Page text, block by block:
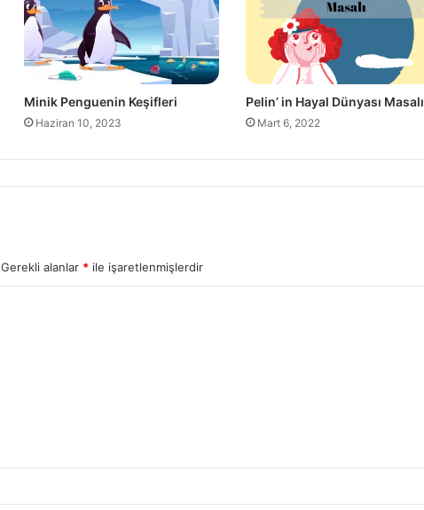
Minik Penguenin Keşifleri
Haziran 10, 2023
Pelin’ in Hayal Dünyası Masalı
Mart 6, 2022
Gerekli alanlar * ile işaretlenmişlerdir